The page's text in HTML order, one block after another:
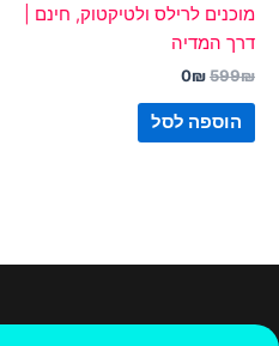
מוכנים לרילס ולטיקטוק, חינם |
דרך המדיה
599₪
0₪
הוספה לסל